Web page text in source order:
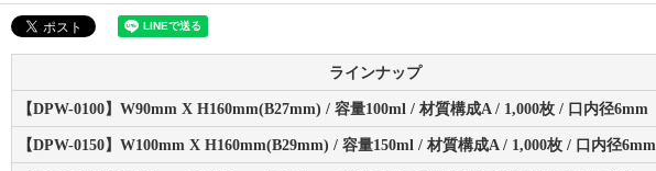
ラインナップ
【DPW-0100】W90mm X H160mm(B27mm) / 容量100ml / 材質構成A / 1,000枚 / 口内径6mm
【DPW-0150】W100mm X H160mm(B29mm) / 容量150ml / 材質構成A / 1,000枚 / 口内径6mm